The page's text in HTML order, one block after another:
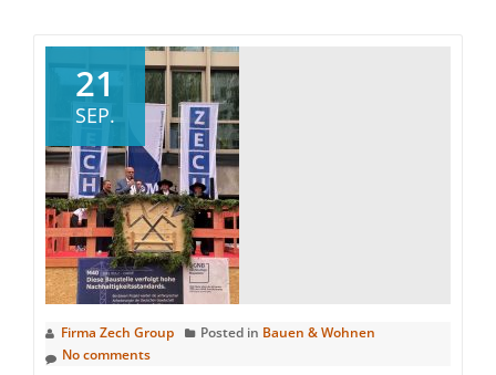
für
Neubau
in
Eschborn
21
SEP.
Firma Zech Group Posted in Bauen & Wohnen
No comments